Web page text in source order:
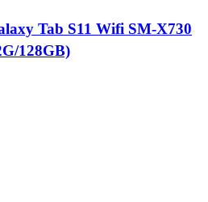
Tab S11 Wifi SM-X730
128GB)